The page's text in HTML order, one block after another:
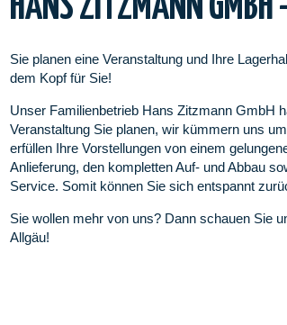
HANS ZITZMANN GMBH
Sie planen eine Veranstaltung und Ihre
dem Kopf für Sie!
Unser Familienbetrieb Hans Zitzmann GmbH
Veranstaltung Sie planen, wir kümmern uns
erfüllen Ihre Vorstellungen von einem
Anlieferung, den kompletten Auf- und Abbau
Service. Somit können Sie sich entspannt
Sie wollen mehr von uns? Dann schauen Sie
Allgäu!